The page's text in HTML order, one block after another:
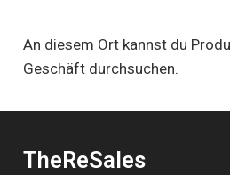
An diesem Ort kannst du
Geschäft durchsuchen.
TheReSales